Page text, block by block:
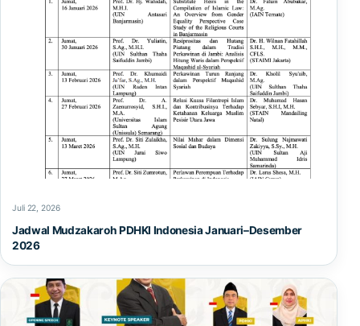
Juli 22, 2026
Jadwal Mudzakaroh PDHKI Indonesia Januari–Desember
2026